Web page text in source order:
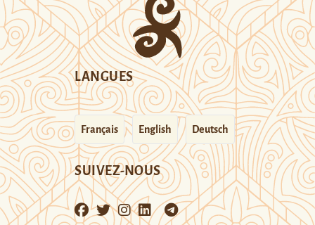
LANGUES
Français English Deutsch
SUIVEZ-NOUS